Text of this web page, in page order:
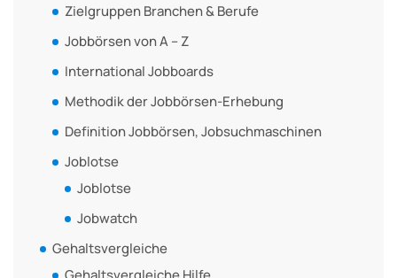
Zielgruppen Branchen & Berufe
Jobbörsen von A – Z
International Jobboards
Methodik der Jobbörsen-Erhebung
Definition Jobbörsen, Jobsuchmaschinen
Joblotse
Joblotse
Jobwatch
Gehaltsvergleiche